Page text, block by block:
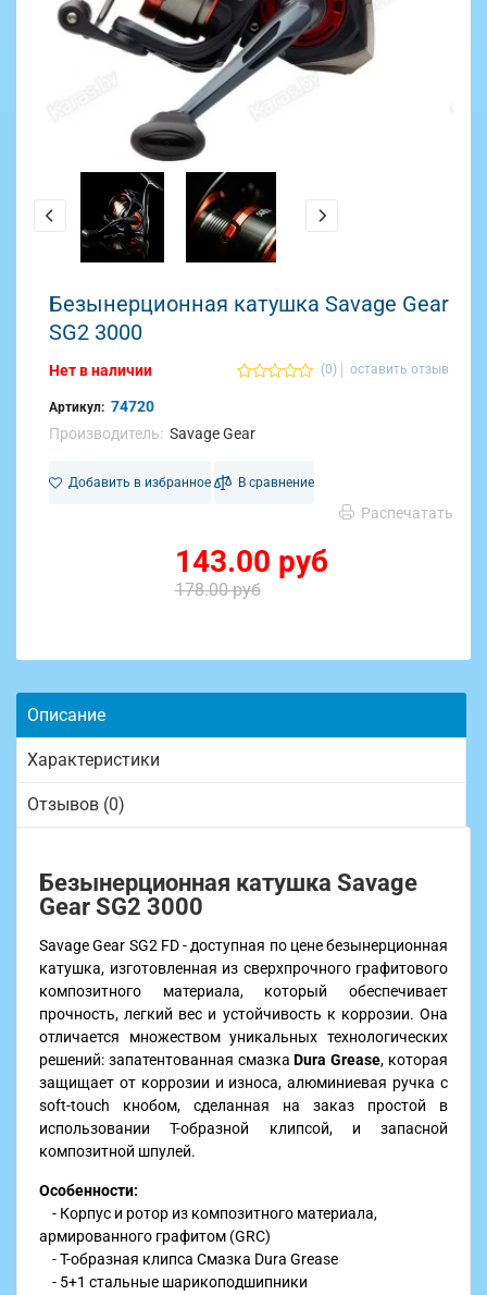
Безынерционная катушка Savage Gear
SG2 3000
Нет в наличии (0) оставить отзыв
Артикул: 74720
Производитель: Savage Gear
Добавить в избранное В сравнение
Распечатать
143.00 руб
178.00 руб
Описание
Характеристики
Отзывов (0)
Безынерционная катушка Savage
Gear SG2 3000
Savage Gear SG2 FD - доступная по цене безынерционная
катушка, изготовленная из сверхпрочного графитового
композитного материала, который обеспечивает
прочность, легкий вес и устойчивость к коррозии. Она
отличается множеством уникальных технологических
решений: запатентованная смазкаDura Grease, которая
защищает от коррозии и износа, алюминиевая ручка с
soft-touch кнобом, сделанная на заказ простой в
использовании Т-образной клипсой, и запасной
композитной шпулей.
Особенности:
- Корпус и ротор из композитного материала,
армированного графитом (GRC)
- T-образная клипса Смазка Dura Grease
- 5+1 стальные шарикоподшипники